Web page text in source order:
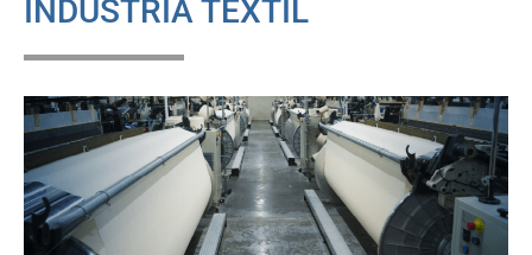
INDÚSTRIA TÊXTIL